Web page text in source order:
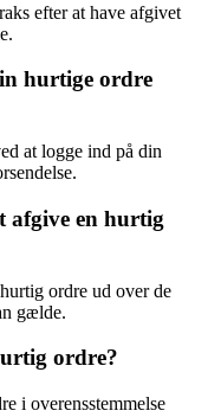
efter at have afgivet
hurtige ordre
at logge ind på din
afgive en hurtig
ordre ud over de
gælde.
ordre?
i overensstemmelse